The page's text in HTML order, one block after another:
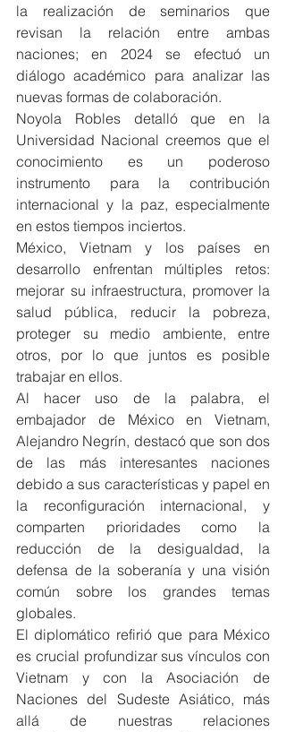
la realización de seminarios que
revisan la relación entre ambas
naciones; en 2024 se efectuó un
diálogo académico para analizar las
nuevas formas de colaboración.
Noyola Robles detalló que en la
Universidad Nacional creemos que el
conocimiento es un poderoso
instrumento para la contribución
internacional y la paz, especialmente
en estos tiempos inciertos.
México, Vietnam y los países en
desarrollo enfrentan múltiples retos:
mejorar su infraestructura, promover la
salud pública, reducir la pobreza,
proteger su medio ambiente, entre
otros, por lo que juntos es posible
trabajar en ellos.
Al hacer uso de la palabra, el
embajador de México en Vietnam,
Alejandro Negrín, destacó que son dos
de las más interesantes naciones
debido a sus características y papel en
la reconfiguración internacional, y
comparten prioridades como la
reducción de la desigualdad, la
defensa de la soberanía y una visión
común sobre los grandes temas
globales.
El diplomático refirió que para México
es crucial profundizar sus vínculos con
Vietnam y con la Asociación de
Naciones del Sudeste Asiático, más
allá de nuestras relaciones